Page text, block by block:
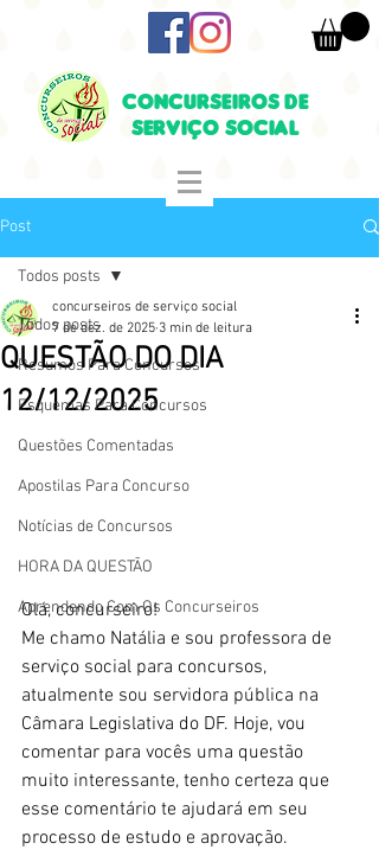
CONCURSEIROS DE
SERVIÇO SOCIAL
Post
Todos posts
Resumos Para Concursos
Esquemas Para Concursos
Questões Comentadas
Apostilas Para Concurso
Notícias de Concursos
HORA DA QUESTÃO
Aprendendo Com Os Concurseiros
Todos posts
QUESTÃO DO DIA
12/12/2025
concurseiros de serviço social
7 de dez. de 2025 3 min de leitura
Olá, concurseiro!
Me chamo Natália e sou professora de
serviço social para concursos,
atualmente sou servidora pública na
Câmara Legislativa do DF. Hoje, vou
comentar para vocês uma questão
muito interessante, tenho certeza que
esse comentário te ajudará em seu
processo de estudo e aprovação.